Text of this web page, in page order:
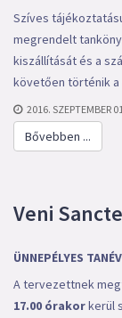
Szíves
megrendelt
kiszállítását és a
követően történik a
2016. SZEPTEMBER
Bővebben ...
Veni Sancte
ÜNNEPÉLYES
A tervezettnek
17.00 órakorkerül